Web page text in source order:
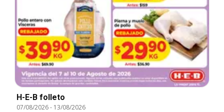
H-E-B folleto
07/08/2026- 13/08/2026